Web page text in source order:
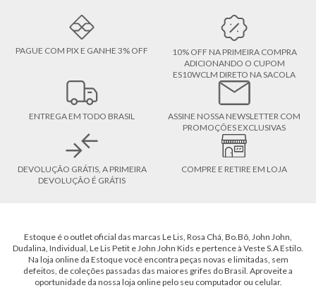
PAGUE COM PIX E GANHE 3% OFF
10% OFF NA PRIMEIRA COMPRA
ADICIONANDO O CUPOM
ES10WCLM DIRETO NA SACOLA
ENTREGA EM TODO BRASIL
ASSINE NOSSA NEWSLETTER COM
PROMOÇÕES EXCLUSIVAS
DEVOLUÇÃO GRÁTIS, A PRIMEIRA
DEVOLUÇÃO É GRÁTIS
COMPRE E RETIRE EM LOJA
Estoque é o outlet oficial das marcas Le Lis, Rosa Chá, Bo.Bô, John John,
Dudalina, Individual, Le Lis Petit e John John Kids e pertence à Veste S.A Estilo.
Na loja online da Estoque você encontra peças novas e limitadas, sem
defeitos, de coleções passadas das maiores grifes do Brasil. Aproveite a
oportunidade da nossa loja online pelo seu computador ou celular.